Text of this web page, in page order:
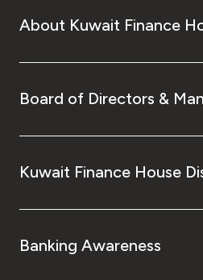
About Kuwait Finance
Board of Directors &
Kuwait Finance House
Banking Awareness